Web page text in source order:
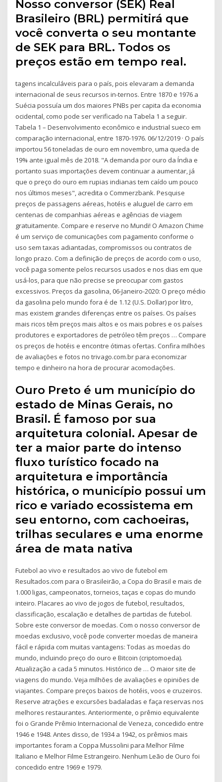
Nosso conversor (SEK) Real
Brasileiro (BRL) permitirá que
você converta o seu montante
de SEK para BRL. Todos os
preços estão em tempo real.
tagens incalculáveis para o país, pois elevaram a demanda
internacional de seus recursos in-ternos. Entre 1870 e 1976 a
Suécia possuía um dos maiores PNBs per capita da economia
ocidental, como pode ser verificado na Tabela 1 a seguir.
Tabela 1 – Desenvolvimento econômico e industrial sueco em
comparação internacional, entre 1870-1976. 06/12/2019 · O país
importou 56 toneladas de ouro em novembro, uma queda de
19% ante igual mês de 2018. "A demanda por ouro da Índia e
portanto suas importações devem continuar a aumentar, já
que o preço do ouro em rupias indianas tem caído um pouco
nos últimos meses", acredita o Commerzbank. Pesquise
preços de passagens aéreas, hotéis e aluguel de carro em
centenas de companhias aéreas e agências de viagem
gratuitamente. Compare e reserve no Mundi! O Amazon Chime
é um serviço de comunicações com pagamento conforme o
uso sem taxas adiantadas, compromissos ou contratos de
longo prazo. Com a definição de preços de acordo com o uso,
você paga somente pelos recursos usados e nos dias em que
usá-los, para que não precise se preocupar com gastos
excessivos. Preços da gasolina, 06-Janeiro-2020: O preço médio
da gasolina pelo mundo fora é de 1.12 (U.S. Dollar) por litro,
mas existem grandes diferenças entre os países. Os países
mais ricos têm preços mais altos e os mais pobres e os países
produtores e exportadores de petróleo têm preços … Compare
os preços de hotéis e encontre ótimas ofertas. Confira milhões
de avaliações e fotos no trivago.com.br para economizar
tempo e dinheiro na hora de procurar acomodações.
Ouro Preto é um município do
estado de Minas Gerais, no
Brasil. É famoso por sua
arquitetura colonial. Apesar de
ter a maior parte do intenso
fluxo turístico focado na
arquitetura e importância
histórica, o município possui um
rico e variado ecossistema em
seu entorno, com cachoeiras,
trilhas seculares e uma enorme
área de mata nativa
Futebol ao vivo e resultados ao vivo de futebol em
Resultados.com para o Brasileirão, a Copa do Brasil e mais de
1.000 ligas, campeonatos, torneios, taças e copas do mundo
inteiro. Placares ao vivo de jogos de futebol, resultados,
classificação, escalação e detalhes de partidas de futebol.
Sobre este conversor de moedas. Com o nosso conversor de
moedas exclusivo, você pode converter moedas de maneira
fácil e rápida com muitas vantagens: Todas as moedas do
mundo, incluindo preço do ouro e Bitcoin (criptomoeda).
Atualização a cada 5 minutos. Histórico de … O maior site de
viagens do mundo. Veja milhões de avaliações e opiniões de
viajantes. Compare preços baixos de hotéis, voos e cruzeiros.
Reserve atrações e excursões badaladas e faça reservas nos
melhores restaurantes. Anteriormente, o prêmio equivalente
foi o Grande Prêmio Internacional de Veneza, concedido entre
1946 e 1948. Antes disso, de 1934 a 1942, os prêmios mais
importantes foram a Coppa Mussolini para Melhor Filme
Italiano e Melhor Filme Estrangeiro. Nenhum Leão de Ouro foi
concedido entre 1969 e 1979.